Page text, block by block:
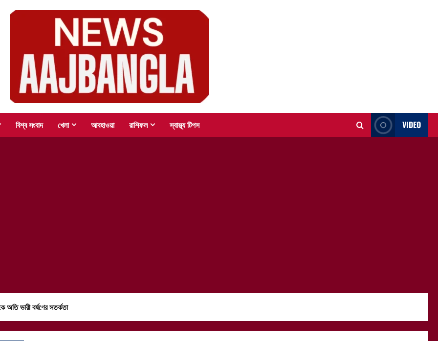
বিশ্ব সংবাদ খেলা আবহাওয়া রাশিফল স্বাস্থ্য টিপস VIDEO
অতি ভারী বর্ষণের সতর্কতা